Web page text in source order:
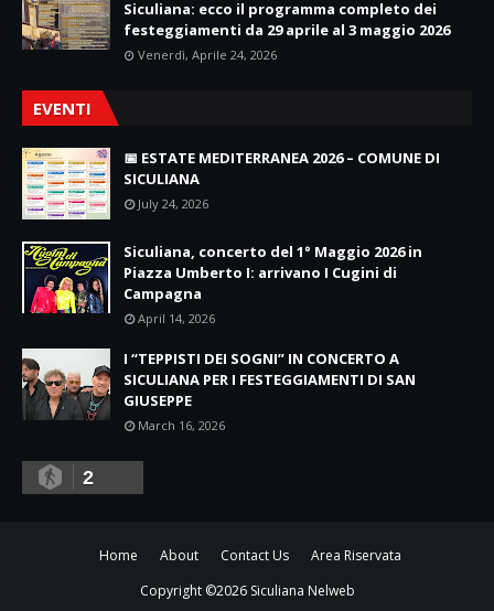
Siculiana: ecco il programma completo dei
festeggiamenti da 29 aprile al 3 maggio 2026
Venerdì, Aprile 24, 2026
EVENTI
📅 ESTATE MEDITERRANEA 2026 – COMUNE DI
SICULIANA
July 24, 2026
Siculiana, concerto del 1° Maggio 2026 in
Piazza Umberto I: arrivano I Cugini di
Campagna
April 14, 2026
I “TEPPISTI DEI SOGNI” IN CONCERTO A
SICULIANA PER I FESTEGGIAMENTI DI SAN
GIUSEPPE
March 16, 2026
2
Home About Contact Us
Area Riservata
Copyright ©2026 Siculiana Nelweb